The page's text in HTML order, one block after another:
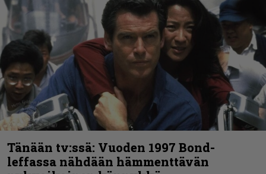
Tänään tv:ssä: Vuoden 1997 Bond-
leffassa nähdään hämmenttävän